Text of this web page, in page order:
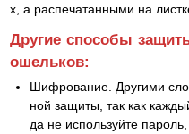
х, а распечатанными на
Другие способы
ошельков:
Шифрование. Другими
ной защиты, так как
да не используйте